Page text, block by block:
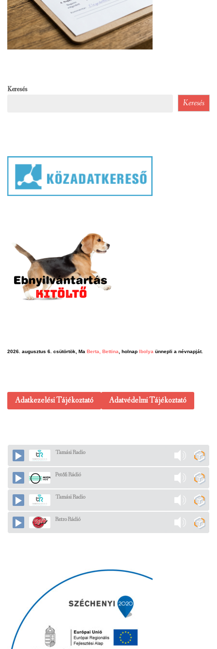
Keresés
Keresés
2026. augusztus 6. csütörtök, Ma Berta, Bettina , holnap Ibolya ünnepli a névnapját.
Adatkezelési Tájékoztató Adatvédelmi Tájékoztató
Tamási Radio
Petőfi Rádió
Tamási Radio
Retro Rádió